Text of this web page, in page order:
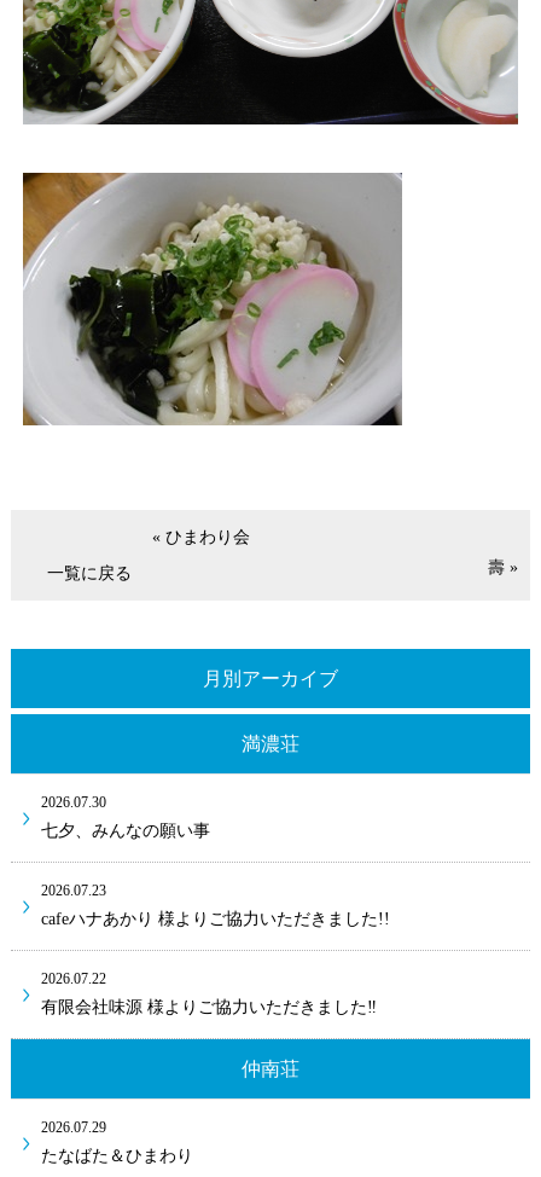
« ひまわり会
壽 »
一覧に戻る
月別アーカイブ
満濃荘
2026.07.30
七夕、みんなの願い事
2026.07.23
cafeハナあかり 様よりご協力いただきました!!
2026.07.22
有限会社味源 様よりご協力いただきました‼
仲南荘
2026.07.29
たなばた＆ひまわり